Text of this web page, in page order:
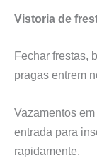
Vistoria de
Fechar frestas,
pragas entrem
Vazamentos
entrada para
rapidamente.